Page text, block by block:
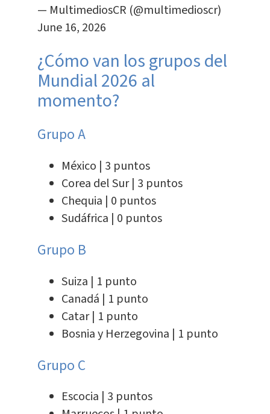
— MultimediosCR (@multimedioscr)
June 16, 2026
¿Cómo van los grupos del
Mundial 2026 al
momento?
Grupo A
México | 3 puntos
Corea del Sur | 3 puntos
Chequia | 0 puntos
Sudáfrica | 0 puntos
Grupo B
Suiza | 1 punto
Canadá | 1 punto
Catar | 1 punto
Bosnia y Herzegovina | 1 punto
Grupo C
Escocia | 3 puntos